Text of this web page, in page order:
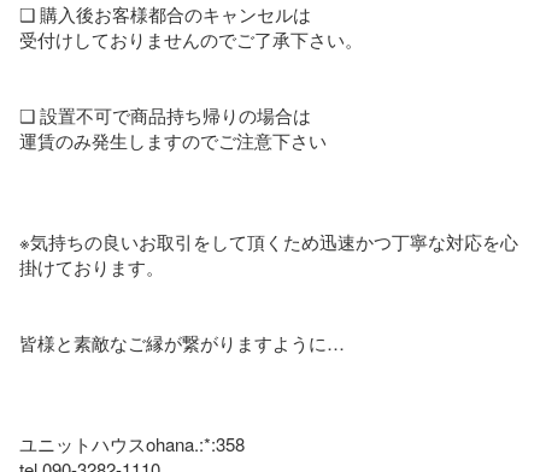
❑ 購入後お客様都合のキャンセルは
受付けしておりませんのでご了承下さい。
❑ 設置不可で商品持ち帰りの場合は
運賃のみ発生しますのでご注意下さい
※気持ちの良いお取引をして頂くため迅速かつ丁寧な対応を心
掛けております。
皆様と素敵なご縁が繋がりますように…
ユニットハウスohana.:*:358